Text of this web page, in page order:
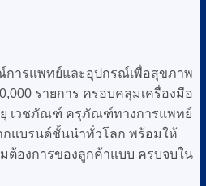
การแพทย์และอุปกรณ์เพื่อสุขภาพ
รายการ ครอบคลุมเครื่องมือ
เวชภัณฑ์ ครุภัณฑ์ทางการแพทย์
แบรนด์ชั้นนำทั่วโลก พร้อมให้
ต้องการของลูกค้าแบบ ครบจบใน